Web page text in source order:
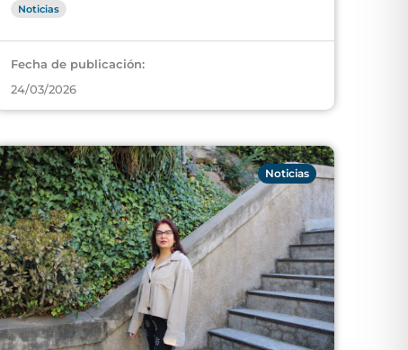
Noticias
Fecha de publicación:
24/03/2026
Noticias